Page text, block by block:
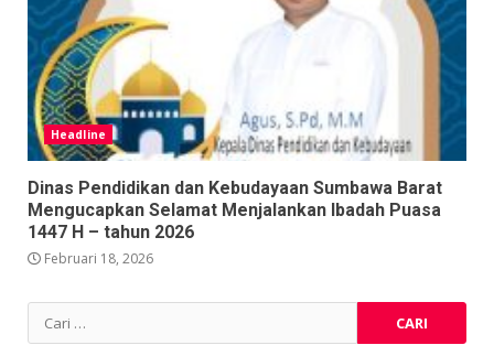
Headline
Dinas Pendidikan dan Kebudayaan Sumbawa Barat
Mengucapkan Selamat Menjalankan Ibadah Puasa
1447 H – tahun 2026
Februari 18, 2026
Cari
untuk: